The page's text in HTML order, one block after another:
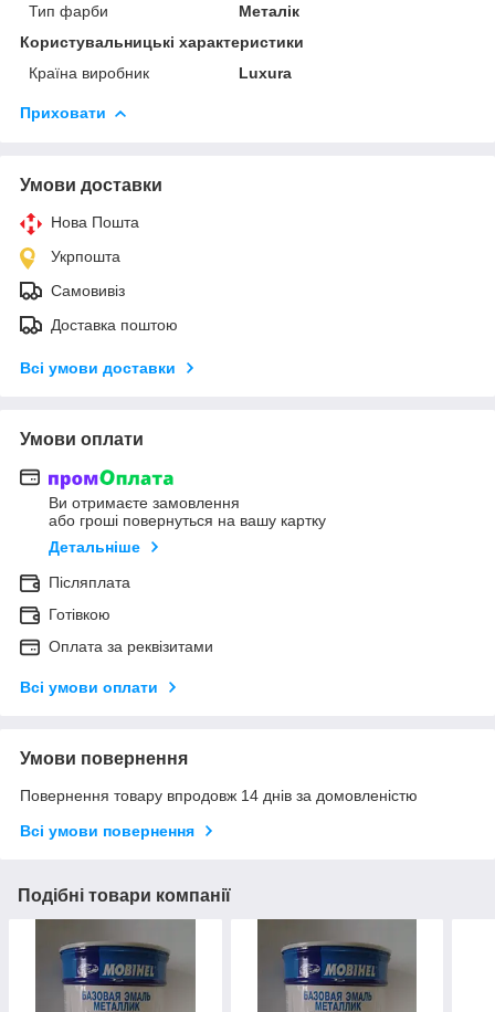
Тип фарби
Металік
Користувальницькі характеристики
Країна виробник
Luxura
Приховати
Умови доставки
Нова Пошта
Укрпошта
Самовивіз
Доставка поштою
Всі умови доставки
Умови оплати
Ви отримаєте замовлення
або гроші повернуться на вашу картку
Детальніше
Післяплата
Готівкою
Оплата за реквізитами
Всі умови оплати
Умови повернення
Повернення товару впродовж 14 днів за домовленістю
Всі умови повернення
Подібні товари компанії